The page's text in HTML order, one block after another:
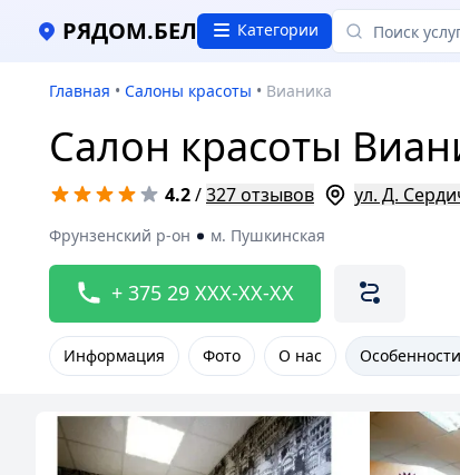
РЯДОМ.БЕЛ Категории
Главная • Салоны красоты • Вианика
Салон красоты
4.2/327 отзывов yл. Д.
Фрунзенский р-он м. Пушкинская
+ 375 29 XXX-XX-XX
Информация Фото О нас Особенности